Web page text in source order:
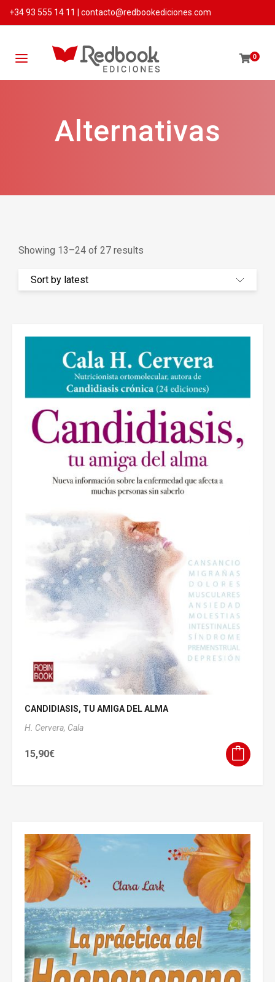
+34 93 555 14 11 contacto@redbookediciones.com
0
Alternativas
Showing 13–24 of 27 results
CANDIDIASIS, TU AMIGA DEL ALMA
H. Cervera, Cala
15,90€